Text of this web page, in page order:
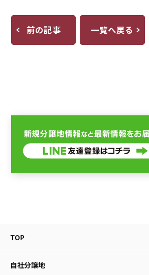
前の記事 一覧へ戻る
TOP
自社分譲地